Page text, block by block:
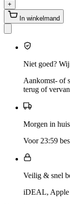
+
In winkelmand
Niet goed?
Aankomst- of
terug of
Morgen in huis
Voor 23:59
Veilig & snel
iDEAL, Apple